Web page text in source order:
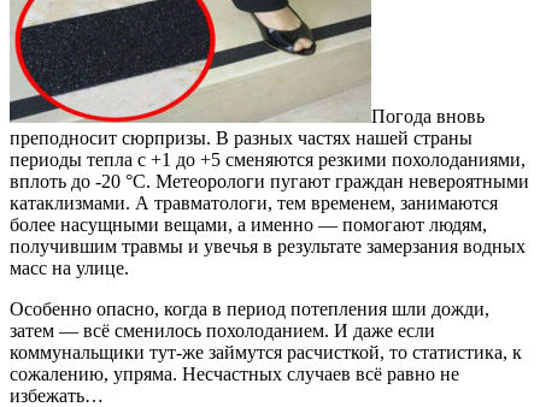
Погода вновь
преподносит сюрпризы. В разных частях нашей страны
периоды тепла с +1 до +5 сменяются резкими похолоданиями,
вплоть до -20 °С. Метеорологи пугают граждан невероятными
катаклизмами. А травматологи, тем временем, занимаются
более насущными вещами, а именно — помогают людям,
получившим травмы и увечья в результате замерзания водных
масс на улице.
Особенно опасно, когда в период потепления шли дожди,
затем — всё сменилось похолоданием. И даже если
коммунальщики тут-же займутся расчисткой, то статистика, к
сожалению, упряма. Несчастных случаев всё равно не
избежать…